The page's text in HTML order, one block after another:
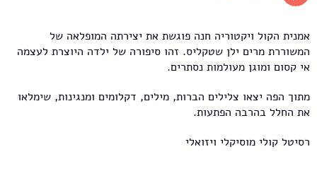
אמנית הקול ויקטוריה חנה פוגשת את יצירתה המופלאה של
המשוררת מרים ילן שטקליס. זהו סיפורה של ילדה היוצרת לעצמה
אי קסום ומוגן מעולמות נסתרים.
מתוך הפה יצאו צלילים הברות, מילים, דקלומים ומנגינות, שימלאו
את החלל בהרבה הפתעות.
רסיטל קולי מוסיקלי ויזואלי